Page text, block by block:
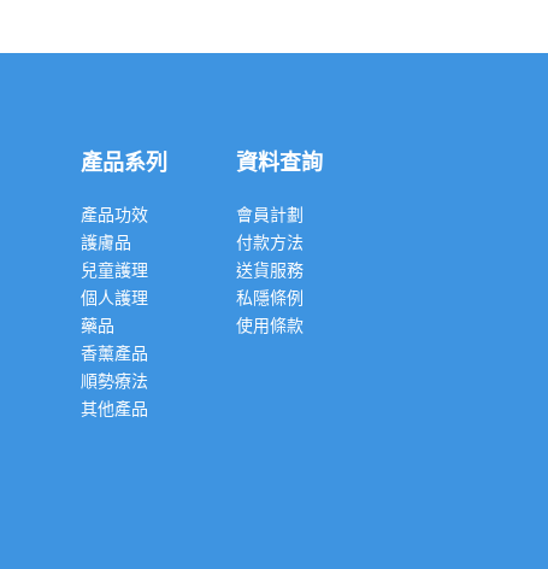
產品系列
產品功效
護膚品
兒童護理
個人護理
藥品
香薰產品
順勢療法
其他產品
資料查詢
會員計劃
付款方法
送貨服務
私隱條例
使用條款